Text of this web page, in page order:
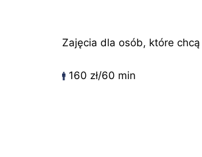
Zajęcia dla osób, które
160 zł/60 min